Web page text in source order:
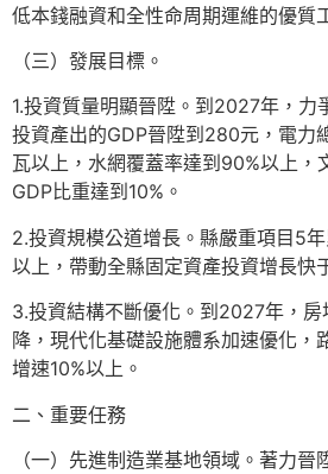
低本錢融資和全性命周期運維的優質
（三）發展目標。
1.投資質量明顯晉陞。到2027年，力
投資產出的GDP晉陞到280元，電力
瓦以上，水網覆蓋率達到90%以上，
GDP比重達到10%。
2.投資規模公道增長。縣嚴重項目5
以上，帶動全縣固定資產投資增長快
3.投資結構不斷優化。到2027年，房
降，現代化基礎設施體系加速優化，
增速10%以上。
二、重要任務
（一）先進制造業基地領域。著力